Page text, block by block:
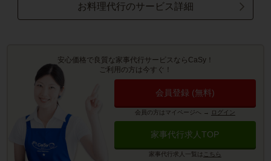
お料理代行のサービス詳細
安心価格で良質な家事代行サービスならCaSy！
ご利用の方は今すぐ！
会員登録 (無料)
会員の方はマイページへ → ログイン
家事代行求人TOP
家事代行求人一覧は こちら